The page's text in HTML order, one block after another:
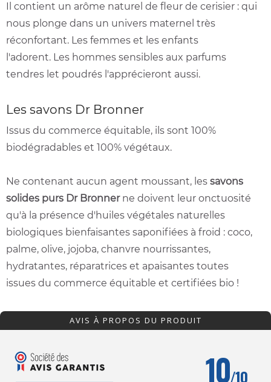
Il contient un arôme naturel de fleur de cerisier : qui
nous plonge dans un univers maternel très
réconfortant. Les femmes et les enfants
l'adorent. Les hommes sensibles aux parfums
tendres let poudrés l'apprécieront aussi.
Les savons Dr Bronner
Issus du commerce équitable, ils sont 100%
biodégradables et 100% végétaux.
Ne contenant aucun agent moussant, les savons
solides purs Dr Bronnerne doivent leur onctuosité
qu'à la présence d'huiles végétales naturelles
biologiques bienfaisantes saponifiées à froid : coco,
palme, olive, jojoba, chanvre nourrissantes,
hydratantes, réparatrices et apaisantes toutes
issues du commerce équitable et certifiées bio !
AVIS À PROPOS DU PRODUIT
10/10